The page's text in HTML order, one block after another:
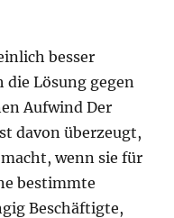
besser
Lösung gegen
Aufwind Der
davon überzeugt,
wenn sie für
bestimmte
Beschäftigte,